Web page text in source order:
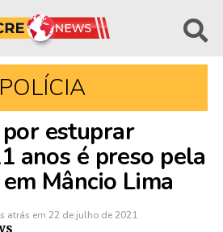
POLÍCIA
estuprar
anos é preso pela
Mâncio Lima
atrás em 22 de julho de 2021